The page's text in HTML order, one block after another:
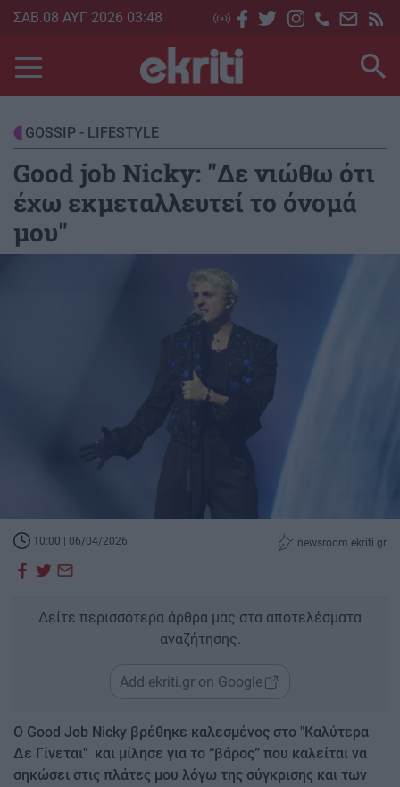
Skip
main
content
ΣΑΒ.08 ΑΥΓ 2026 03:48
GOSSIP - LIFESTYLE
Good job Nicky: "Δε νιώθω ότι
έχω εκμεταλλευτεί το όνομά
μου"
10:00 | 06/04/2026 newsroom ekriti.gr
Δείτε περισσότερα άρθρα μας στα αποτελέσματα
αναζήτησης.
Add ekriti.gr on Google
Ο Good Job Nicky βρέθηκε καλεσμένος στο "Καλύτερα
Δε Γίνεται" και μίλησε για το “βάρος” που καλείται να
σηκώσει στις πλάτες μου λόγω της σύγκρισης και των